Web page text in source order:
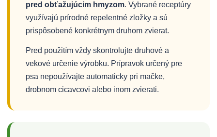
pred obťažujúcim hmyzom. Vybrané receptúry
využívajú prírodné repelentné zložky a sú
prispôsobené konkrétnym druhom zvierat.
Pred použitím vždy skontrolujte druhové a
vekové určenie výrobku. Prípravok určený pre
psa nepoužívajte automaticky pri mačke,
drobnom cicavcovi alebo inom zvierati.